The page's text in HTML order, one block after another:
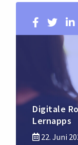
Digitale
Lernapps
22. Juni